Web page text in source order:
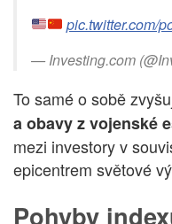
pic.twitter.com/
— Investing.com
To samé o sobě
a obavy z vojenské
mezi investory v
epicentrem světové
Pohyby